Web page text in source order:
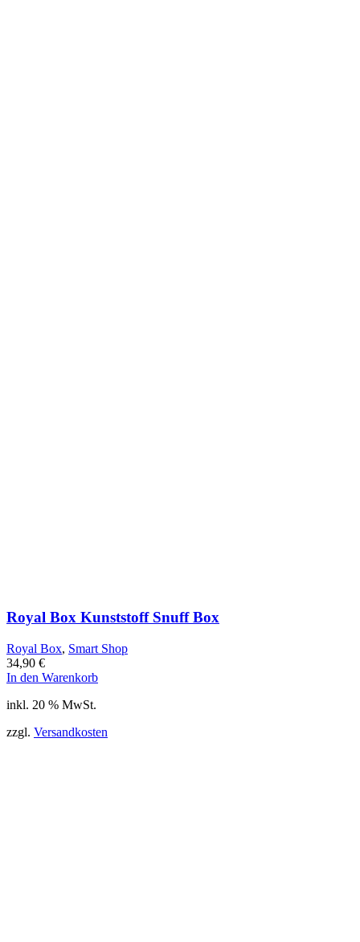
Royal Box Kunststoff Snuff Box
Royal Box, Smart Shop
34,90 €
In den Warenkorb
inkl. 20 % MwSt.
zzgl. Versandkosten